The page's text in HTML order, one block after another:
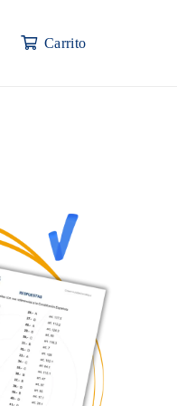
Carrito